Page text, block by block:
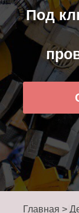
Под
Главная >